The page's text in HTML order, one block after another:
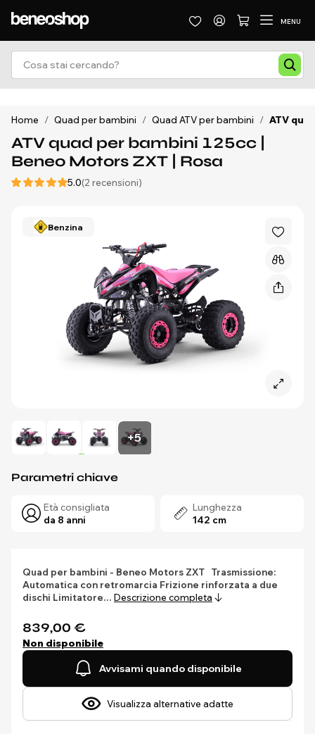
MENU
Home / Quad per bambini / Quad ATV per bambini / ATV
ATV quad per bambini 125cc |
Beneo Motors ZXT | Rosa
5.0(2 recensioni)
Benzina
+5
Parametri chiave
Età consigliata
da 8 anni
Lunghezza
142 cm
Quad per bambini - Beneo Motors ZXT
Trasmissione:
Automatica con retromarcia Frizione rinforzata a due
dischi Limitatore… Descrizione completa
839,00 €
Non disponibile
Avvisami quando disponibile
Visualizza alternative adatte